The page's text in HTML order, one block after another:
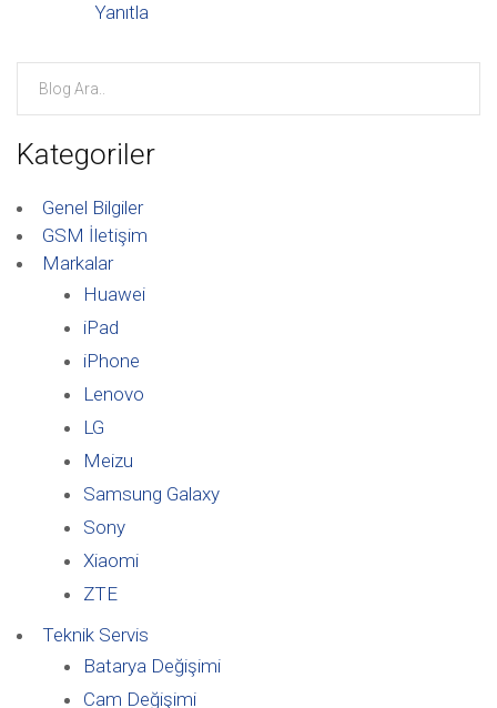
Yanıtla
Kategoriler
Genel Bilgiler
GSM İletişim
Markalar
Huawei
iPad
iPhone
Lenovo
LG
Meizu
Samsung Galaxy
Sony
Xiaomi
ZTE
Teknik Servis
Batarya Değişimi
Cam Değişimi